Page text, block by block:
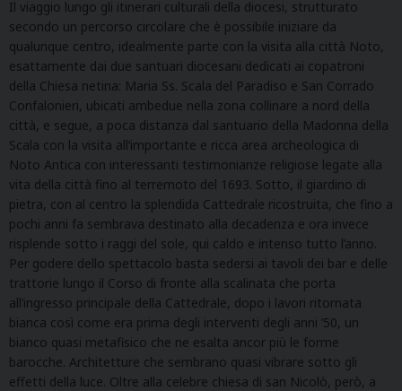
Il viaggio lungo gli itinerari culturali della diocesi, strutturato
secondo un percorso circolare che è possibile iniziare da
qualunque centro, idealmente parte con la visita alla città Noto,
esattamente dai due santuari diocesani dedicati ai copatroni
della Chiesa netina: Maria Ss. Scala del Paradiso e San Corrado
Confalonieri, ubicati ambedue nella zona collinare a nord della
città, e segue, a poca distanza dal santuario della Madonna della
Scala con la visita all’importante e ricca area archeologica di
Noto Antica con interessanti testimonianze religiose legate alla
vita della città fino al terremoto del 1693. Sotto, il giardino di
pietra, con al centro la splendida Cattedrale ricostruita, che fino a
pochi anni fa sembrava destinato alla decadenza e ora invece
risplende sotto i raggi del sole, qui caldo e intenso tutto l’anno.
Per godere dello spettacolo basta sedersi ai tavoli dei bar e delle
trattorie lungo il Corso di fronte alla scalinata che porta
all’ingresso principale della Cattedrale, dopo i lavori ritornata
bianca così come era prima degli interventi degli anni ’50, un
bianco quasi metafisico che ne esalta ancor più le forme
barocche. Architetture che sembrano quasi vibrare sotto gli
effetti della luce. Oltre alla celebre chiesa di san Nicolò, però, a